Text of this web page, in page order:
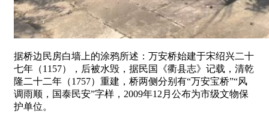
据桥边民房白墙上的涂鸦所述：万安桥始建于宋绍兴二十
七年（1157），后被水毁，据民国《衢县志》记载，清乾
隆二十二年（1757）重建，桥两侧分别有“万安宝桥”“风
调雨顺，国泰民安”字样，2009年12月公布为市级文物保
护单位。